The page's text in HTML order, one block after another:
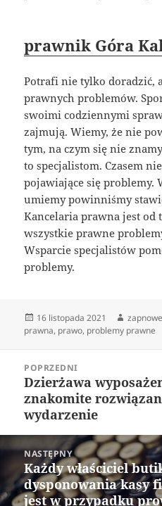
prawnik Góra
Potrafi nie tylko doradzić,
prawnych problemów.
swoimi codziennymi
zajmują. Wiemy, że nie
tym, na czym się nie
to specjalistom. Czasem
pojawiające się problemy.
umiemy powinniśmy
Kancelaria prawna jest od
wszystkie prawne
Wsparcie specjalistów
problemy.
Data
publikacji
16 listopada 2021 Autor
prawna, prawo, problemy prawne
wpisuPOPRZEDNI
Poprzedni
wpis:
Dzierżawa
znakomite
wydarzenie
NASTĘPNY
Następny
wpis:
Każdy właściciel
dysponowania kasy
jest w przypadku